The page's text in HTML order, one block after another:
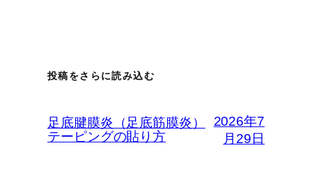
投稿をさらに読み込む
足底腱膜炎（足底筋膜炎）
テーピングの貼り方
2026年7
月29日